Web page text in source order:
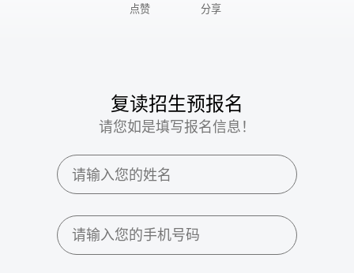
点赞 分享
复读招生预报名
请您如是填写报名信息！